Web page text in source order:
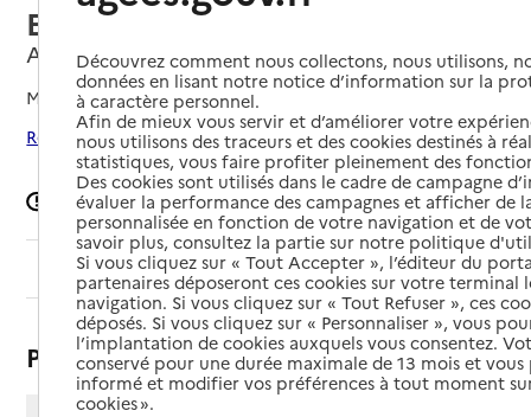
EHPAD Centre de gérontologie
Abbeville, SOMME
Mis à jour le13/06/2025
Rechercher les établissements autour de Abbeville
Signaler une erreur
Sommaire
Présentation
Découvrez comment nous collectons, nous utilisons,
données en lisant notre notice d’information sur la
à caractère personnel.
Afin de mieux vous servir et d’améliorer votre
nous utilisons des traceurs et des cookies destinés à
statistiques, vous faire profiter pleinement des
Des cookies sont utilisés dans le cadre de campagne
évaluer la performance des campagnes et afficher de
personnalisée en fonction de votre navigation et de
savoir plus, consultez la partie sur notre politique
Si vous cliquez sur « Tout Accepter », l’éditeur du
partenaires déposeront ces cookies sur votre terminal
navigation. Si vous cliquez sur « Tout Refuser », ces
déposés. Si vous cliquez sur « Personnaliser », vous
l’implantation de cookies auxquels vous consentez.
conservé pour une durée maximale de 13 mois et
informé et modifier vos préférences à tout moment
cookies ».